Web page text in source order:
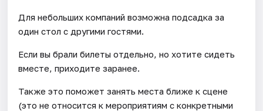
Для небольших компаний возможна подсадка за
один стол с другими гостями.
Если вы брали билеты отдельно, но хотите сидеть
вместе, приходите заранее.
Также это поможет занять места ближе к сцене
(это не относится к мероприятиям с конкретными